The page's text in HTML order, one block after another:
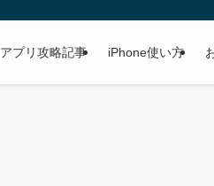
アプリ攻略記事 iPhone使い方